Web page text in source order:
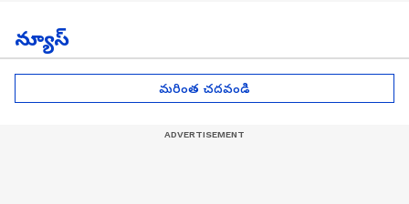
న్యూస్
మరింత చదవండి